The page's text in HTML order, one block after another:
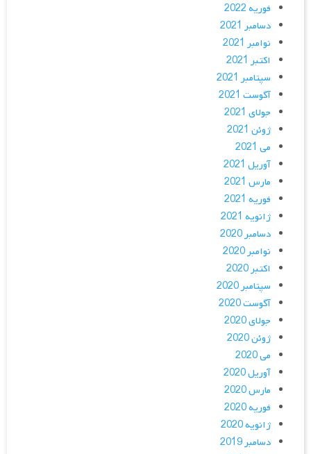
فوریه 2022
دسامبر 2021
نوامبر 2021
اکتبر 2021
سپتامبر 2021
آگوست 2021
جولای 2021
ژوئن 2021
می 2021
آوریل 2021
مارس 2021
فوریه 2021
ژانویه 2021
دسامبر 2020
نوامبر 2020
اکتبر 2020
سپتامبر 2020
آگوست 2020
جولای 2020
ژوئن 2020
می 2020
آوریل 2020
مارس 2020
فوریه 2020
ژانویه 2020
دسامبر 2019